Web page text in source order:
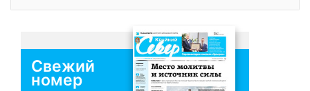
Свежий
номер